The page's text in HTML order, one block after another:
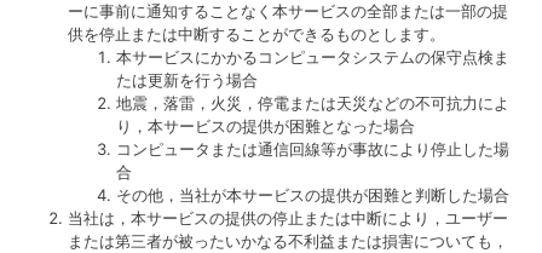
ーに事前に通知することなく本サービスの全部または一部の提
供を停止または中断することができるものとします。
本サービスにかかるコンピュータシステムの保守点検ま
たは更新を行う場合
地震，落雷，火災，停電または天災などの不可抗力によ
り，本サービスの提供が困難となった場合
コンピュータまたは通信回線等が事故により停止した場
合
その他，当社が本サービスの提供が困難と判断した場合
当社は，本サービスの提供の停止または中断により，ユーザー
または第三者が被ったいかなる不利益または損害についても，